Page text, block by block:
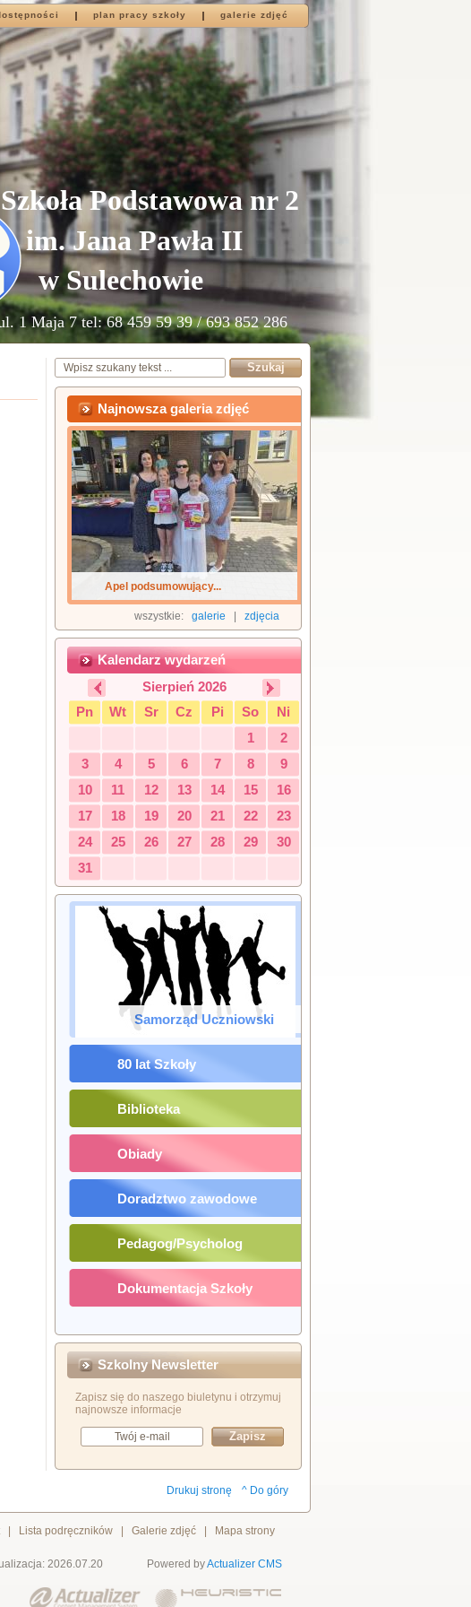
plan pracy szkoły galerie zdjęć
Szkoła Podstawowa nr 2
im. Jana Pawła II
w Sulechowie
1 Maja 7 tel: 68 459 59 39 / 693 852 286
Najnowsza galeria zdjęć
Apel podsumowujący...
zdjęcia
galerie
wszystkie:
Kalendarz wydarzeń
Sierpień 2026
Pn
Wt Sr Cz Pi So
Ni
1
2
3
4 5 6 7 8
9
10
11 12 13 14 15
16
17
18 19 20 21 22
23
24
25 26 27 28 29
30
31
Samorząd Uczniowski
80 lat Szkoły
Biblioteka
Obiady
Doradztwo zawodowe
Pedagog/Psycholog
Dokumentacja Szkoły
Szkolny Newsletter
Zapisz się do naszego biuletynu i otrzymuj
najnowsze informacje
^ Do góry
Drukuj stronę
Lista podręczników Galerie zdjęć Mapa strony
Powered byActualizer CMS
2026.07.20